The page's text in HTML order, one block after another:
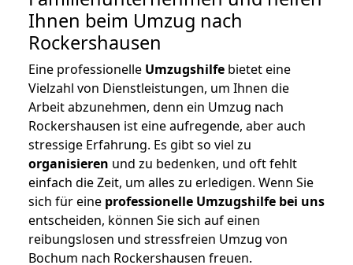
Ihnen beim Umzug nach
Rockershausen
Eine professionelle Umzugshilfe bietet eine
Vielzahl von Dienstleistungen, um Ihnen die
Arbeit abzunehmen, denn ein Umzug nach
Rockershausen ist eine aufregende, aber auch
stressige Erfahrung. Es gibt so viel zu
organisieren und zu bedenken, und oft fehlt
einfach die Zeit, um alles zu erledigen. Wenn Sie
sich für eine professionelle Umzugshilfe bei uns
entscheiden, können Sie sich auf einen
reibungslosen und stressfreien Umzug von
Bochum nach Rockershausen freuen.